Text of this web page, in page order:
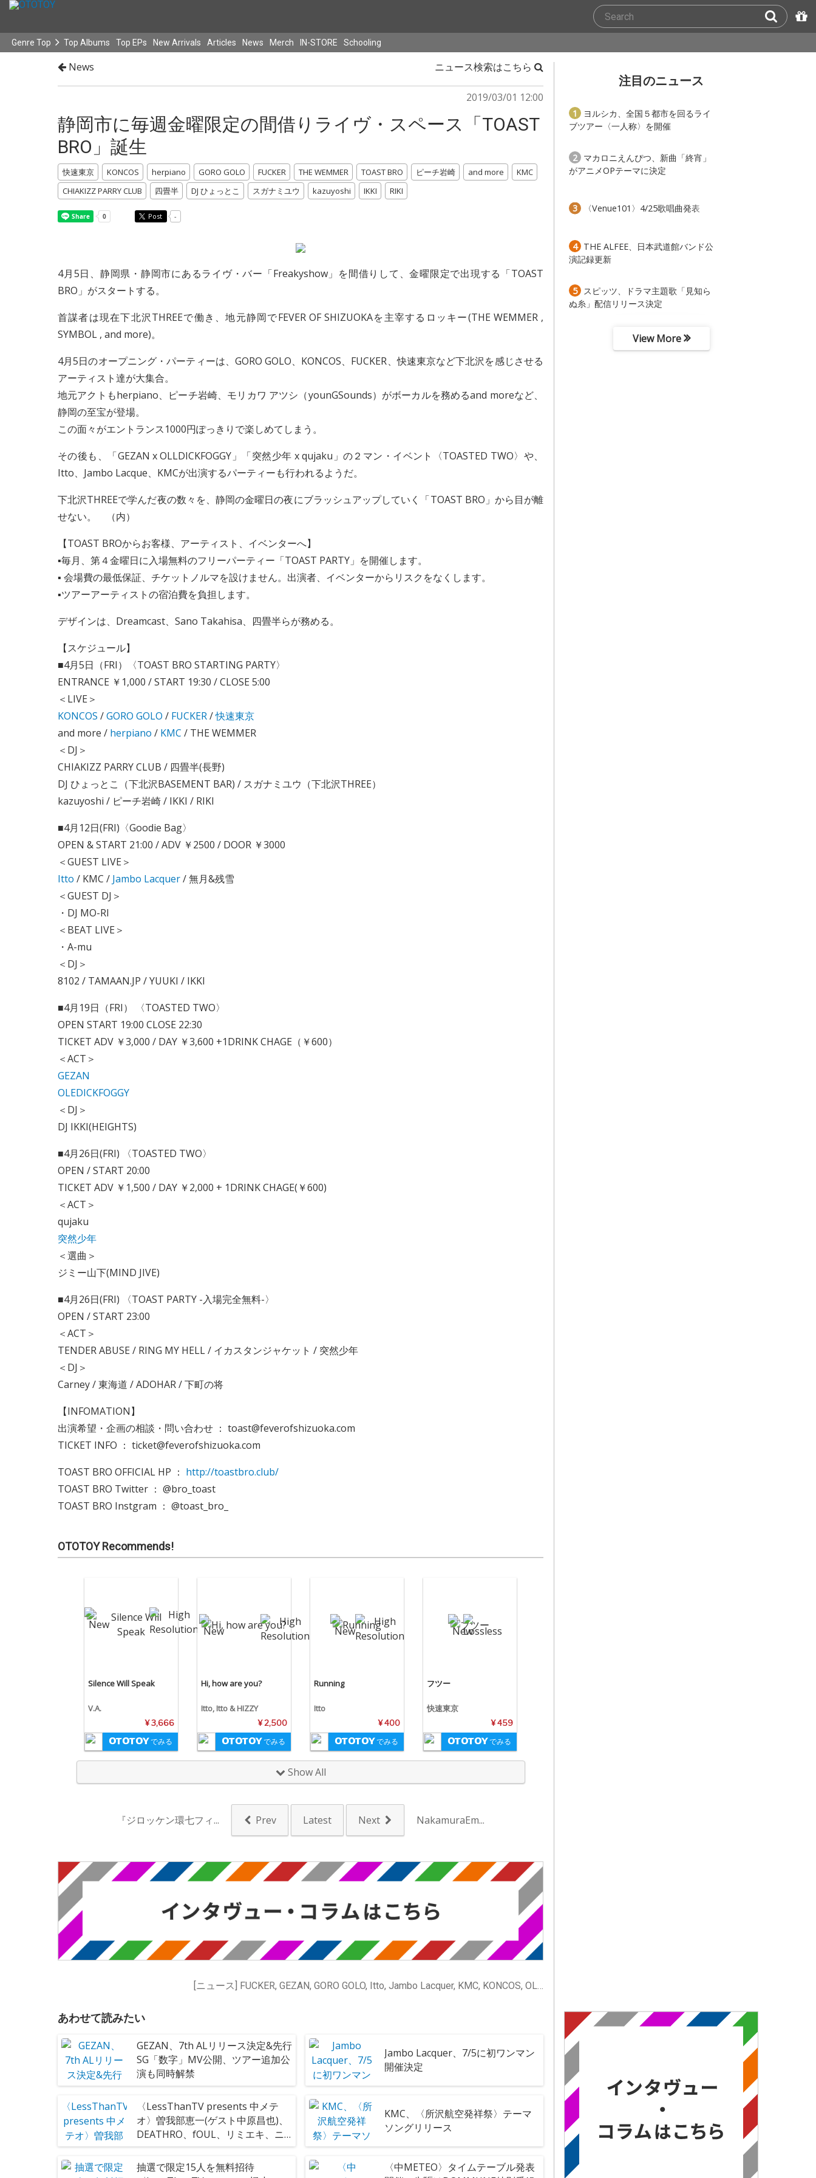
Genre Top Top Albums Top EPs New Arrivals Articles News Merch IN-STORE Schooling
News ニュース検索はこちら
2019/03/01 12:00
静岡市に毎週金曜限定の間借りライヴ・スペース「TOAST
BRO」誕生
快速東京 KONCOS herpiano GORO GOLO FUCKER THE WEMMER TOAST BRO ピーチ岩崎 and more
KMC
CHIAKIZZ PARRY CLUB
四畳半 DJ ひょっとこ スガナミユウ kazuyoshi IKKI RIKI
Post -
4月5日、静岡県・静岡市にあるライヴ・バー「Freakyshow」を間借りして、金曜限定で出現する「TOAST
BRO」がスタートする。
首謀者は現在下北沢THREEで働き、地元静岡でFEVER OF SHIZUOKAを主宰するロッキー(THE WEMMER ,
SYMBOL , and more)。
4月5日のオープニング・パーティーは、GORO GOLO、KONCOS、FUCKER、快速東京など下北沢を感じさせる
アーティスト達が大集合。
地元アクトもherpiano、ピーチ岩崎、モリカワ アツシ（younGSounds）がボーカルを務めるand moreなど、
静岡の至宝が登場。
この面々がエントランス1000円ぽっきりで楽しめてしまう。
その後も、「GEZAN x OLLDICKFOGGY」「突然少年 x qujaku」の２マン・イベント〈TOASTED TWO〉や、
Itto、Jambo Lacque、KMCが出演するパーティーも行われるようだ。
下北沢THREEで学んだ夜の数々を、静岡の金曜日の夜にブラッシュアップしていく「TOAST BRO」から目が離
せない。 （内）
【TOAST BROからお客様、アーティスト、イベンターへ】
▪毎月、第４金曜日に入場無料のフリーパーティー「TOAST PARTY」を開催します。
▪ 会場費の最低保証、チケットノルマを設けません。出演者、イベンターからリスクをなくします。
▪ツアーアーティストの宿泊費を負担します。
デザインは、Dreamcast、Sano Takahisa、四畳半らが務める。
【スケジュール】
■4月5日（FRI）〈TOAST BRO STARTING PARTY〉
ENTRANCE ￥1,000 / START 19:30 / CLOSE 5:00
＜LIVE＞
KONCOS /GORO GOLO / FUCKER/快速東京
and more / herpiano / KMC / THE WEMMER
＜DJ＞
CHIAKIZZ PARRY CLUB / 四畳半(長野)
DJ ひょっとこ（下北沢BASEMENT BAR) / スガナミユウ（下北沢THREE）
kazuyoshi / ピーチ岩崎 / IKKI / RIKI
■4月12日(FRI)〈Goodie Bag〉
OPEN & START 21:00 / ADV ￥2500 / DOOR ￥3000
＜GUEST LIVE＞
Itto / KMC / Jambo Lacquer/ 無月&残雪
＜GUEST DJ＞
・DJ MO-RI
＜BEAT LIVE＞
・A-mu
＜DJ＞
8102 / TAMAAN.JP / YUUKI / IKKI
■4月19日（FRI） 〈TOASTED TWO〉
OPEN START 19:00 CLOSE 22:30
TICKET ADV ￥3,000 / DAY ￥3,600 +1DRINK CHAGE（￥600）
＜ACT＞
GEZAN
OLEDICKFOGGY
＜DJ＞
DJ IKKI(HEIGHTS)
■4月26日(FRI) 〈TOASTED TWO〉
OPEN / START 20:00
TICKET ADV ￥1,500 / DAY ￥2,000 + 1DRINK CHAGE(￥600)
＜ACT＞
qujaku
突然少年
＜選曲＞
ジミー山下(MIND JIVE)
■4月26日(FRI) 〈TOAST PARTY -入場完全無料-〉
OPEN / START 23:00
＜ACT＞
TENDER ABUSE / RING MY HELL / イカスタンジャケット / 突然少年
＜DJ＞
Carney / 東海道 / ADOHAR / 下町の将
【INFOMATION】
出演希望・企画の相談・問い合わせ ： toast@feverofshizuoka.com
TICKET INFO ： ticket@feverofshizuoka.com
TOAST BRO OFFICIAL HP ： http://toastbro.club/
TOAST BRO Twitter ： @bro_toast
TOAST BRO Instgram ： @toast_bro_
OTOTOY Recommends!
Silence Will Speak
V.A.
¥ 3,666
でみる
Hi, how are you?
Itto, Itto & HIZZY
¥ 2,500
でみる
Running
Itto
¥ 400
でみる
フツー
快速東京
¥ 459
でみる
Show All
『ジロッケン環七フィ... Prev Latest Next NakamuraEm...
[ニュース] FUCKER, GEZAN, GORO GOLO, Itto, Jambo Lacquer, KMC, KONCOS, OLEDICKFOGGY, herpiano, 快速東京, 突然少年
あわせて読みたい
GEZAN、7th ALリリース決定&先行
SG「数字」MV公開、ツアー追加公
演も同時解禁
Jambo Lacquer、7/5に初ワンマン
開催決定
〈LessThanTV presents 中メテ
オ〉曽我部恵一(ゲスト中原昌也)、
DEATHRO、fOUL、リミエキ、ニ
ーハオ!!!!ら出演者全34組を一挙発表
KMC、〈所沢航空発祥祭〉テーマ
ソングリリース
抽選で限定15人を無料招待
〈中METEO〉タイムテーブル発表
注目のニュース
1
ブツアー〈一人称〉を開催
2
がアニメOPテーマに決定
3 〈Venue101〉4/25歌唱曲発表
4
演記録更新
5
ぬ糸」配信リリース決定
View More